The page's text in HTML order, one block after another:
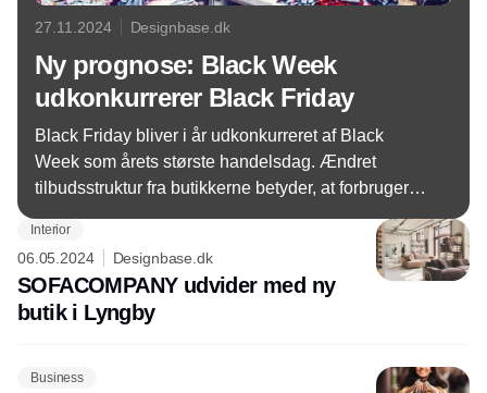
27.11.2024 Designbase.dk
Ny prognose: Black Week
udkonkurrerer Black Friday
Black Friday bliver i år udkonkurreret af Black
Week som årets største handelsdag. Ændret
tilbudsstruktur fra butikkerne betyder, at forbrugerne
forhandlerne. Det vurderer en af landets største e-
handelsvirksomheder.
Interior
06.05.2024 Designbase.dk
SOFACOMPANY udvider med ny
butik i Lyngby
Business